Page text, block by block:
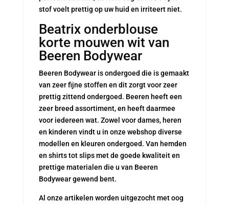
stof voelt prettig op uw huid en irriteert niet.
Beatrix onderblouse
korte mouwen wit van
Beeren Bodywear
Beeren Bodywear is ondergoed die is gemaakt
van zeer fijne stoffen en dit zorgt voor zeer
prettig zittend ondergoed. Beeren heeft een
zeer breed assortiment, en heeft daarmee
voor iedereen wat. Zowel voor dames, heren
en kinderen vindt u in onze webshop diverse
modellen en kleuren ondergoed. Van hemden
en shirts tot slips met de goede kwaliteit en
prettige materialen die u van Beeren
Bodywear gewend bent.
Al onze artikelen worden uitgezocht met oog